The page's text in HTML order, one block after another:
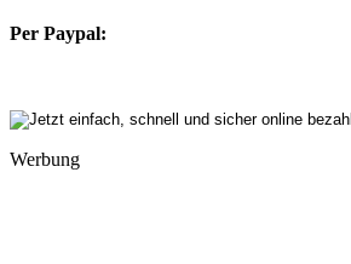
Per Paypal:
Werbung